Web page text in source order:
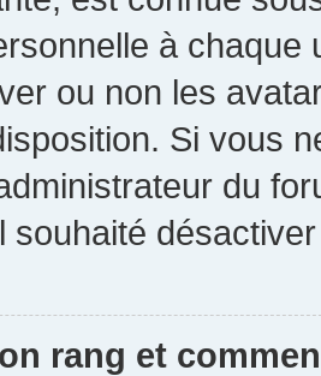
à chaque
ou non les
Si vous
du
souhaité
rang et